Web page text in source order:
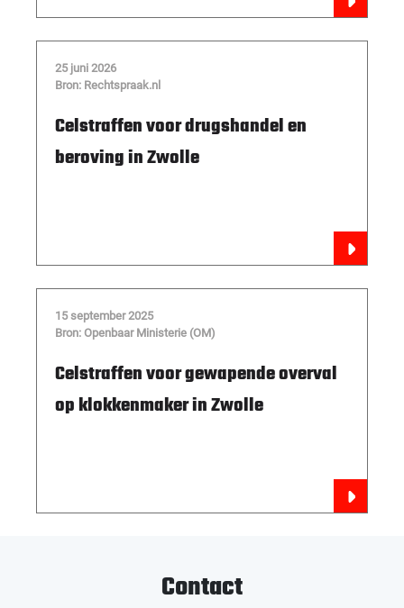
25 juni 2026
Bron: Rechtspraak.nl
Celstraffen voor drugshandel en
beroving in Zwolle
15 september 2025
Bron: Openbaar Ministerie (OM)
Celstraffen voor gewapende overval
op klokkenmaker in Zwolle
Contact